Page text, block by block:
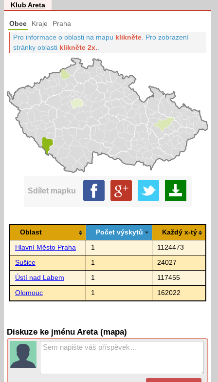
Klub Areta
Obce Kraje Praha
Pro informace o oblasti na mapu klikněte Pro zobrazení
stránky oblasti klikněte 2x.
Sdílet mapku
Oblast Počet výskytů Každý x-tý
Hlavní Město Praha 1 1124473
Sušice 1 24027
Ústí nad Labem 1 117455
Olomouc 1 162022
Diskuze ke jménu Areta (mapa)